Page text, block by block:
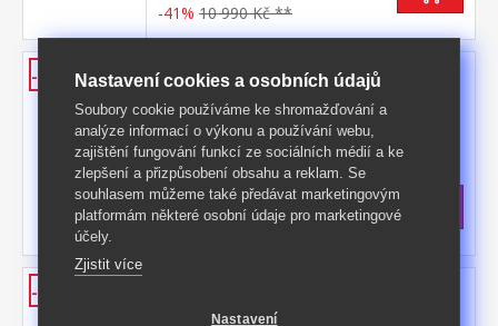
-41% 10 990 Kč **
-39% Komoda 5 zásuvek TORINO
materiál masiv borovice, lakované
provedení 5 zásuvek s kovovými pojezdy
Kód produktu: 8077
Skladem >5 ks
3 899 Kčs DPH
6 399 Kč **
-43%
TORINO
Nastavení cookies a osobních údajů
Soubory cookie používáme ke shromažďování a
analýze informací o výkonu a používání webu,
zajištění fungování funkcí ze sociálních médií a ke
zlepšení a přizpůsobení obsahu a reklam. Se
souhlasem můžeme také předávat marketingovým
platformám některé osobní údaje pro marketingové
účely.
Zjistit více
Nastavení